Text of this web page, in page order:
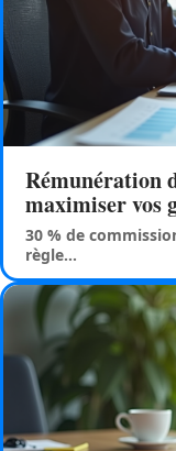
Rémunération
maximiser vos
30 % de
règle…